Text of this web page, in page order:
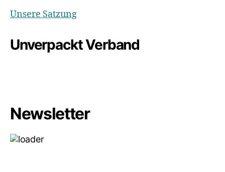
Unsere Satzung
Unverpackt Verband
Newsletter